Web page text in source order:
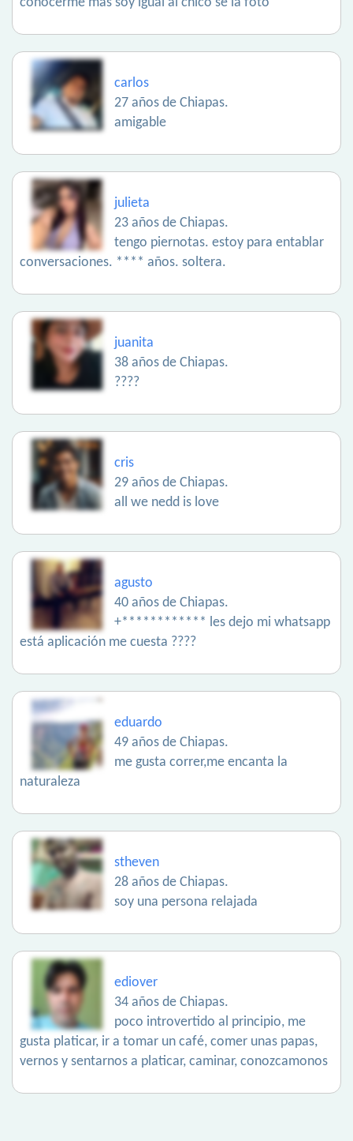
carlos
27 años de Chiapas.
amigable
julieta
23 años de Chiapas.
tengo piernotas. estoy para entablar
conversaciones. **** años. soltera.
juanita
38 años de Chiapas.
????
cris
29 años de Chiapas.
all we nedd is love
agusto
40 años de Chiapas.
+************ les dejo mi whatsapp
está aplicación me cuesta ????
eduardo
49 años de Chiapas.
me gusta correr,me encanta la
naturaleza
stheven
28 años de Chiapas.
soy una persona relajada
ediover
34 años de Chiapas.
poco introvertido al principio, me
gusta platicar, ir a tomar un café, comer unas papas,
vernos y sentarnos a platicar, caminar, conozcamonos